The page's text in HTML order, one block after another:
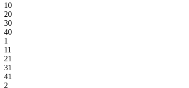
10
20
30
40
1
11
21
31
41
2